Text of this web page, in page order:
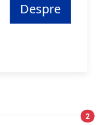
Despre
2